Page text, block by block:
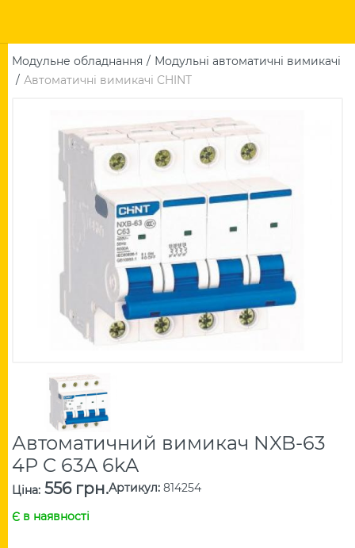
Модульне обладнання
Модульні автоматичні вимикачі
Автоматичні вимикачі CHINT
Автоматичний вимикач NXB-63
4P C 63A 6kA
Ціна: 556 грн.Артикул: 814254
Є в наявності